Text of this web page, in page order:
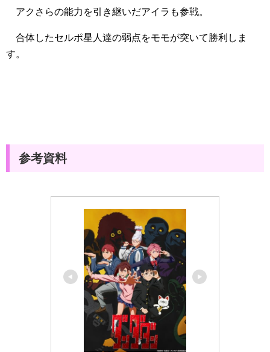
アクさらの能力を引き継いだアイラも参戦。
合体したセルポ星人達の弱点をモモが突いて勝利しま
す。
参考資料